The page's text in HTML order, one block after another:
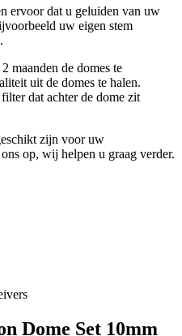
ervoor dat u geluiden van uw
uw eigen stem
maanden de domes te
uit de domes te halen.
dat achter de dome zit
zijn voor uw
op, wij helpen u graag verder.
Dome Set 10mm